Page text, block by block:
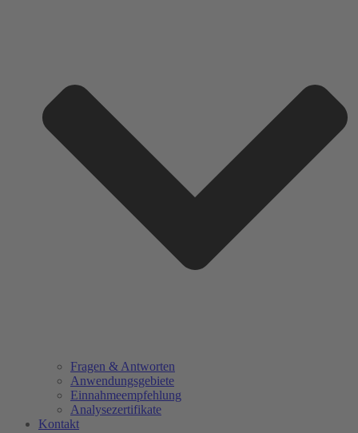
Fragen & Antworten
Anwendungsgebiete
Einnahmeempfehlung
Analysezertifikate
Kontakt